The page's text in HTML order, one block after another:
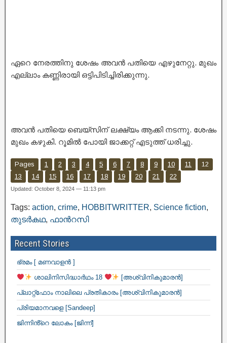
ഏറെ നേരത്തിനു ശേഷം അവൻ പതിയെ എഴുനേറ്റു. മുഖം
എല്ലാം കണ്ണിരായി ഒട്ടിപിടിച്ചിരിക്കുന്നു.
അവൻ പതിയെ ബെയ്‌സിന് ലക്ഷ്യം ആക്കി നടന്നു. ശേഷം
മുഖം കഴുകി. റൂമിൽ പോയി ജാക്കറ്റ് എടുത്ത് ധരിച്ചു.
Pages 1 2 3 4 5 6 7 8 9 10 11
12
13
14 15 16 17 18 19 20 21 22
Updated: October 8, 2024 — 11:13 pm
Tags: action, crime, HOBBITWRITTER, Science fiction,
തുടർകഥ, ഫാൻറസി
Recent Stories
ഭ്രമം [ മണവാളൻ ]
ശാലിനിസിദ്ധാർഥം 18
[അശ്വിനികുമാരൻ]
പ്ലാറ്റ്ഫോം നാലിലെ പ്രതികാരം [അശ്വിനികുമാരൻ]
പ്രിയമാനവളെ [Sandeep]
ജിന്നിൻ്റെ ലോകം [ജിന്ന്]